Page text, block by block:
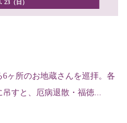
23（日）
6ヶ所のお地蔵さんを巡拝。各
すと、厄病退散・福徳...